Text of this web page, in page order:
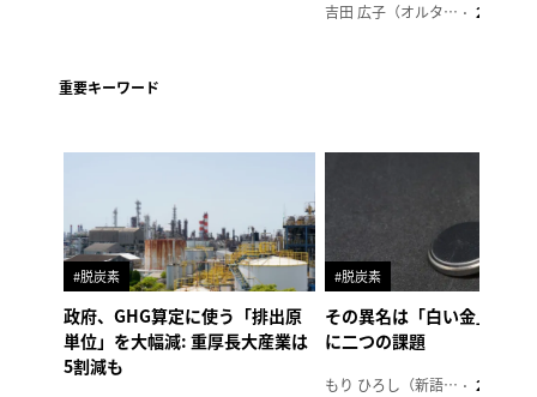
吉田 広子（オルタナ輪番編集長） 2026年6
重要キーワード
#脱炭素
政府、GHG算定に使う「排出原
単位」を大幅減: 重厚長大産業は
5割減も
#脱炭素
その異名は「白い金」、リ
に二つの課題
もり ひろし（新語ウォッチャー） 2023年7